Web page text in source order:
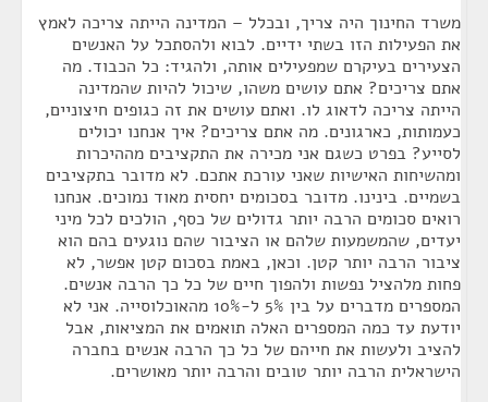
משרד החינוך היה צריך, ובכלל – המדינה הייתה צריכה לאמץ
את הפעילות הזו בשתי ידיים. לבוא ולהסתכל על האנשים
הצעירים בעיקרם שמפעילים אותה, ולהגיד: כל הכבוד. מה
אתם צריכים? אתם עושים משהו, שיכול להיות שהמדינה
הייתה צריכה לדאוג לו. ואתם עושים את זה כגופים חיצוניים,
כעמותות, כארגונים. מה אתם צריכים? איך אנחנו יכולים
לסייע? בפרט כשגם אני מכירה את התקציבים מההיכרות
ומהשיחות האישיות שאני עורכת אתכם. לא מדובר בתקציבים
בשמיים. בינינו. מדובר בסכומים יחסית מאוד נמוכים. אנחנו
רואים סכומים הרבה יותר גדולים של כסף, הולכים לכל מיני
יעדים, שהמשמעות שלהם או הציבור שהם נוגעים בהם הוא
ציבור הרבה יותר קטן. וכאן, באמת בסכום קטן אפשר, לא
פחות מלהציל נפשות ולהפוך חיים של כל כך הרבה אנשים.
המספרים מדברים על בין 5% ל-10% מהאוכלוסייה. אני לא
יודעת עד כמה המספרים האלה תואמים את המציאות, אבל
להציב ולעשות את חייהם של כל כך הרבה אנשים בחברה
הישראלית הרבה יותר טובים והרבה יותר מאושרים.